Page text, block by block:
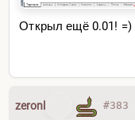
Открыл ещё 0.01! =)
zeronl #383